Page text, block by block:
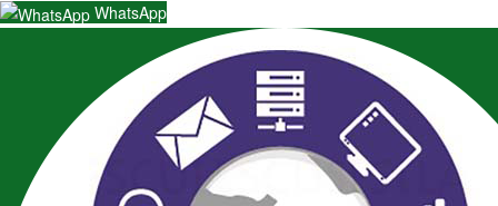
WhatsApp